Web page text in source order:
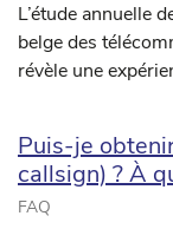
L’étude annuelle
belge des
révèle une
Puis-je
callsign) ? À
FAQ